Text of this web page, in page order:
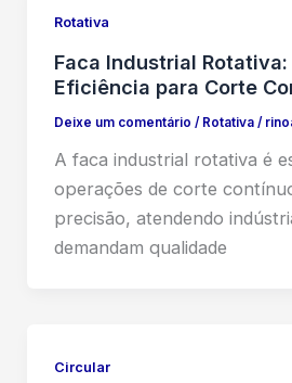
Rotativa
Faca Industrial
Eficiência para Corte
Deixe um comentário / Rotativa/
A faca industrial rotativa é
operações de corte
precisão, atendendo
demandam qualidade
Circular